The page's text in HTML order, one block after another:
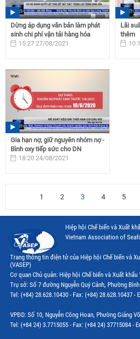
Dừng áp dụng văn bản làm phát
sinh chi phí vận tải hàng hóa
15:27 27/08/2021
Lãi
thêm
Gia hạn nợ, giữ nguyên nhóm nợ -
Bình oxy tiếp sức cho DN
18:20 24/08/2021
1 2 3 4 5
Hiệp hội Chế biến và Xuất
Vietnam Association of
Trang thông tin điện tử của Hiệp hội Chế biến và
(VASEP)
Cơ quan Chủ quản: Hiệp hội Chế biến và Xuất khẩu
Trụ sở: Số 7 đường Nguyễn Quý Cảnh, Phường
Tel: (+84) 28.628.10430 - Fax: (+84) 28.628.10437
VPĐD: Số 10, Nguyễn Công Hoan, Phường Giảng
Tel: (+84 24) 3.7715055 - Fax: (+84 24) 37715084 -